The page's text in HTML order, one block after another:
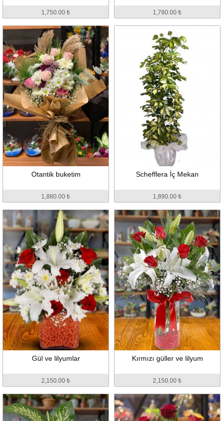
1,750.00 ₺ 1,780.00 ₺
Otantik buketim
1,880.00 ₺
Schefflera İç Mekan
1,890.00 ₺
Gül ve lilyumlar
2,150.00 ₺
Kırmızı güller ve lilyum
2,150.00 ₺